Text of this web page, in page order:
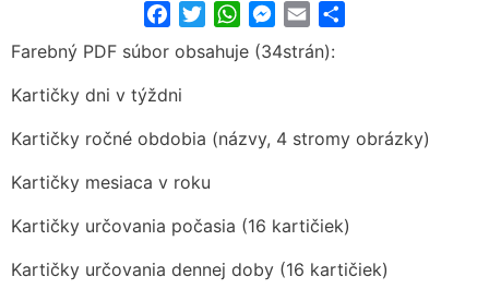
FacebookTwitterWhatsApp
Messenger
Email
Farebný PDF súbor obsahuje (34strán):
Kartičky dni v týždni
Kartičky ročné obdobia (názvy, 4 stromy obrázky)
Kartičky mesiaca v roku
Kartičky určovania počasia (16 kartičiek)
Kartičky určovania dennej doby (16 kartičiek)